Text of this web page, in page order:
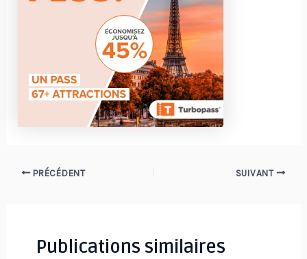
Navigation
PRÉCÉDENT SUIVANT
Publications similaires